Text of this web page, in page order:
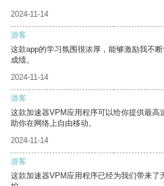
2024-11-14
游客
这款app的学习氛围很浓厚，能够激励我不
成绩。
2024-11-14
游客
这款加速器VPM应用程序可以给你提供最高
助你在网络上自由移动。
2024-11-14
游客
这款加速器VPM应用程序已经为我们带来了